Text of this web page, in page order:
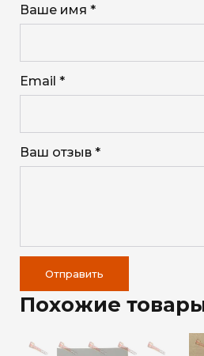
Ваше имя *
Email *
Ваш отзыв *
Отправить
Похожие